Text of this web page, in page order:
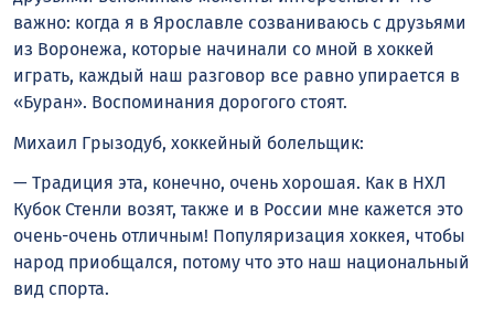
важно: когда я в Ярославле созваниваюсь с друзьями
из Воронежа, которые начинали со мной в хоккей
играть, каждый наш разговор все равно упирается в
«Буран». Воспоминания дорогого стоят.
Михаил Грызодуб, хоккейный болельщик:
— Традиция эта, конечно, очень хорошая. Как в НХЛ
Кубок Стенли возят, также и в России мне кажется это
очень-очень отличным! Популяризация хоккея, чтобы
народ приобщался, потому что это наш национальный
вид спорта.